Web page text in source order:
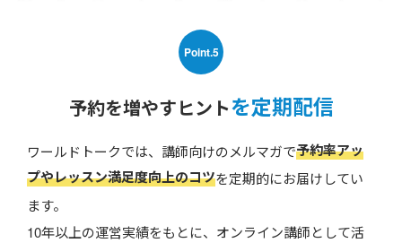
Point.5
予約を増やすヒントを定期配信
ワールドトークでは、講師向けのメルマガで予約率アッ
プやレッスン満足度向上のコツを定期的にお届けしてい
ます。
10年以上の運営実績をもとに、オンライン講師として活